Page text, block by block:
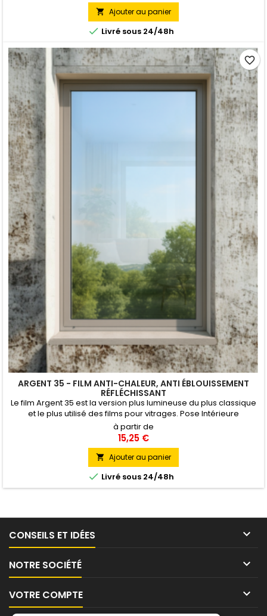
 Ajouter au panier
 Livré sous 24/48h
ARGENT 35 - FILM ANTI-CHALEUR, ANTI ÉBLOUISSEMENT
RÉFLÉCHISSANT
Le film Argent 35 est la version plus lumineuse du plus classique
et le plus utilisé des films pour vitrages. Pose Intérieure
à partir de
15,25 €
 Ajouter au panier
 Livré sous 24/48h
favorite_border
CONSEILS ET IDÉES 
NOTRE SOCIÉTÉ 
VOTRE COMPTE 